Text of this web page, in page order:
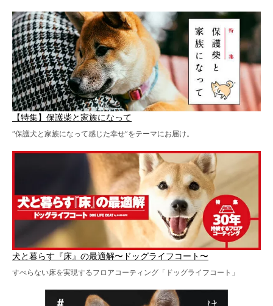
【特集】保護柴と家族になって
“保護犬と家族になって感じた幸せ”をテーマにお届け。
犬と暮らす『床』の最適解〜ドッグライフコート〜
すべらない床を実現するフロアコーティング「ドッグライフコート」